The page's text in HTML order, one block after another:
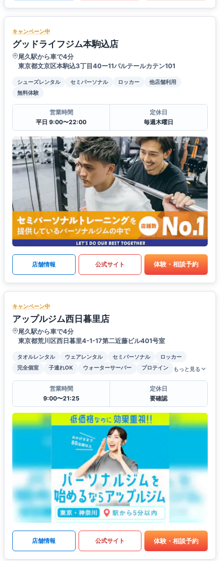
キャンペーン中
グッドライフジム本駒込店
尾久駅から車で4分
東京都文京区本駒込3丁目40ー11パルテールカテン101
シューズレンタル セミパーソナル ロッカー
他店舗利用
無料体験
営業時間
平日 9:00〜22:00
定休日
毎週木曜日
店舗情報 公式サイト 体験・相談予約
キャンペーン中
アップルジム西日暮里店
尾久駅から車で4分
東京都荒川区西日暮里4-1-17第二近藤ビル401号室
タオルレンタル ウェアレンタル セミパーソナル
ロッカー
完全個室
子連れOK ウォーターサーバー プロテイン もっと見る
営業時間
9:00〜21:25
定休日
要確認
店舗情報 公式サイト 体験・相談予約